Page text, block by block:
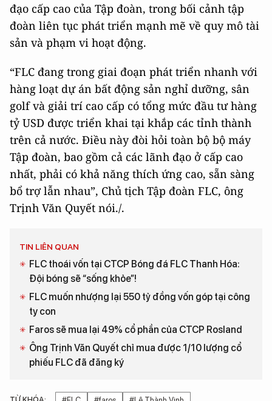
đạo cấp cao của Tập đoàn, trong bối cảnh tập
đoàn liên tục phát triển mạnh mẽ về quy mô tài
sản và phạm vi hoạt động.
“FLC đang trong giai đoạn phát triển nhanh với
hàng loạt dự án bất động sản nghỉ dưỡng, sân
golf và giải trí cao cấp có tổng mức đầu tư hàng
tỷ USD được triển khai tại khắp các tỉnh thành
trên cả nước. Điều này đòi hỏi toàn bộ bộ máy
Tập đoàn, bao gồm cả các lãnh đạo ở cấp cao
nhất, phải có khả năng thích ứng cao, sẵn sàng
bổ trợ lẫn nhau”, Chủ tịch Tập đoàn FLC, ông
Trịnh Văn Quyết nói./.
TIN LIÊN QUAN
FLC thoái vốn tại CTCP Bóng đá FLC Thanh Hóa:
Đội bóng sẽ “sống khỏe”!
FLC muốn nhượng lại 550 tỷ đồng vốn góp tại công
ty con
Faros sẽ mua lại 49% cổ phần của CTCP Rosland
Ông Trịnh Văn Quyết chỉ mua được 1/10 lượng cổ
phiếu FLC đã đăng ký